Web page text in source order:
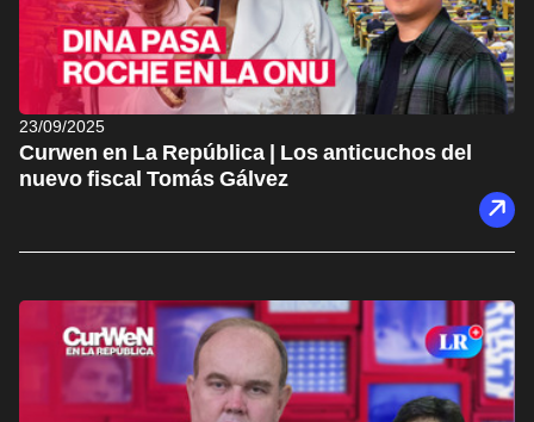
23/09/2025
Curwen en La República | Los anticuchos del
nuevo fiscal Tomás Gálvez